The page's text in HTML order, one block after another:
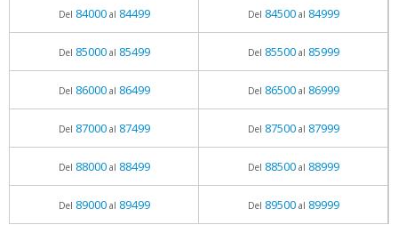
Del 84000al 84499 Del 84500al 84999
Del 85000al 85499 Del 85500al 85999
Del 86000al 86499 Del 86500al 86999
Del 87000al 87499 Del 87500al 87999
Del 88000al 88499 Del 88500al 88999
Del 89000al 89499 Del 89500al 89999